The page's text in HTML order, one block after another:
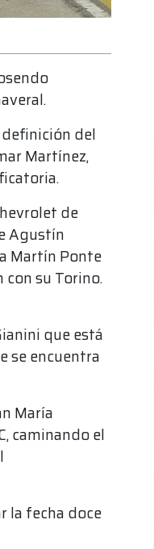
del
Martínez,
de
Agustín
Martín Ponte
con su Torino.
que está
se encuentra
María
caminando el
la fecha doce